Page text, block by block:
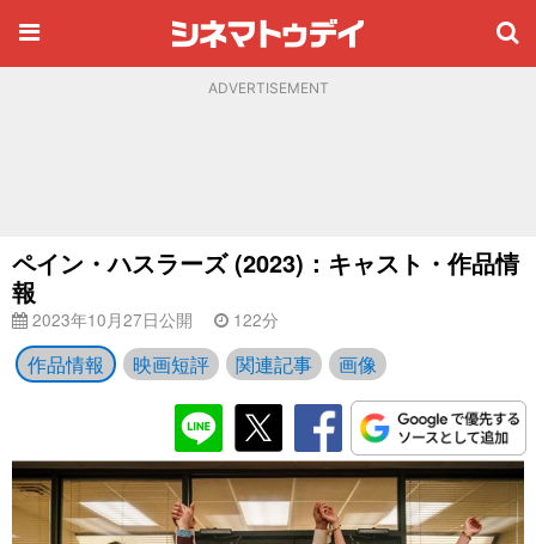
ADVERTISEMENT
ペイン・ハスラーズ (2023)：キャスト・作品情
報
2023年10月27日公開 122分
作品情報 映画短評 関連記事 画像